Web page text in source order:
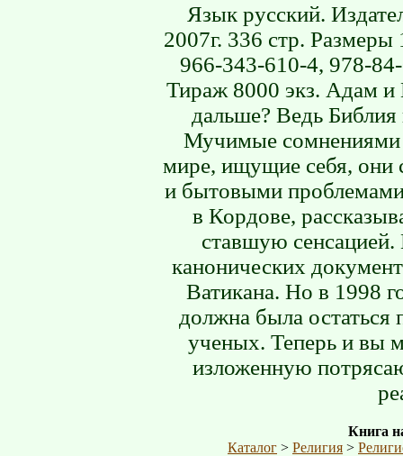
Язык русский.
2007г. 336 стр.
966-343-610-4, 978-
Тираж 8000 экз. Адам и
дальше? Ведь Библия
Мучимые сомнениями
мире, ищущие себя, они
и бытовыми
в Кордове,
ставшую сенсацией.
канонических
Ватикана. Но в 1998
должна была остаться
ученых. Теперь и вы
изложенную
Книга
Каталог > Религия >